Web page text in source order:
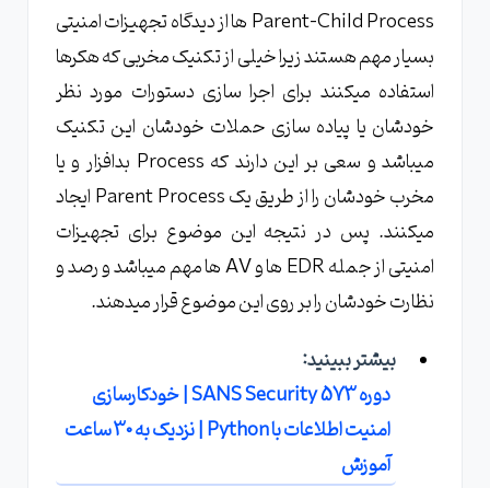
Parent-Child Process ها از دیدگاه تجهیزات امنیتی
بسیار مهم هستند زیرا خیلی از تکنیک‌ مخربی که هکرها
استفاده میکنند برای اجرا سازی دستورات مورد نظر
خودشان یا پیاده سازی حملات خودشان این تکنیک
میباشد و سعی بر این دارند که Process بدافزار و یا
مخرب خودشان را از طریق یک Parent Process ایجاد
میکنند. پس در نتیجه این موضوع برای تجهیزات
امنیتی از جمله EDR ها و AV ها مهم میباشد و رصد و
نظارت خودشان را بر روی این موضوع قرار میدهند.
بیشتر ببینید:
دوره SANS Security 573 | خودکارسازی
امنیت اطلاعات با Python | نزدیک به 30 ساعت
آموزش